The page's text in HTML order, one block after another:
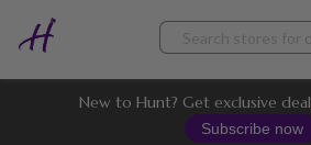
Skip
New to Hunt? Get exclusive
Subscribe now